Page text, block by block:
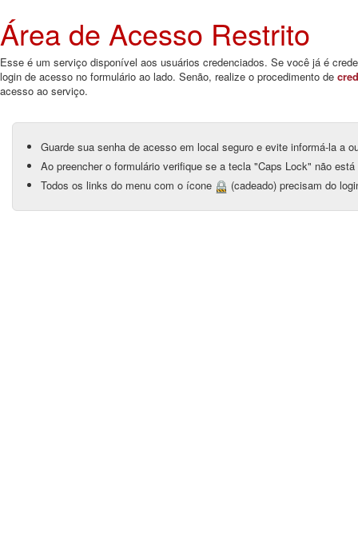
Área de Acesso Restrito
Esse é um serviço disponível aos usuários credenciados. Se você já é
login de acesso no formulário ao lado. Senão, realize o procedimento de
acesso ao serviço.
Guarde sua senha de acesso em local seguro e evite informá-la a
Ao preencher o formulário verifique se a tecla "Caps Lock" não
Todos os links do menu com o ícone
(cadeado) precisam do